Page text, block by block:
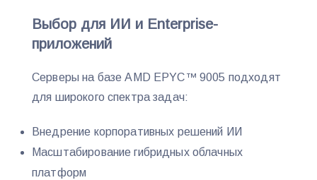
Выбор для ИИ и Enterprise-
приложений
Серверы на базе AMD EPYC™ 9005 подходят
для широкого спектра задач:
Внедрение корпоративных решений ИИ
Масштабирование гибридных облачных
платформ